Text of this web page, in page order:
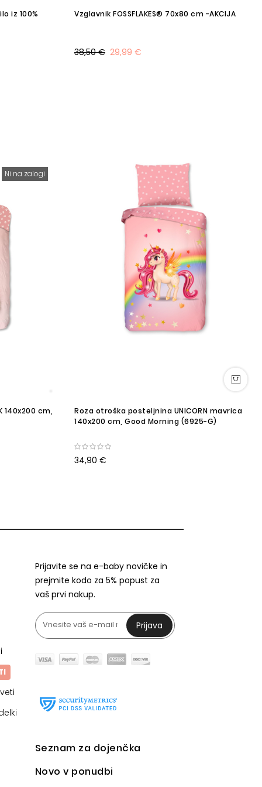
iz 100% Vzglavnik FOSSFLAKES® 70x80 cm -AKCIJA
29,99 €
38,50 €
Ni na zalogi
140x200 cm,
Roza otroška posteljnina UNICORN mavrica
140x200 cm, Good Morning (6925-G)
34,90 €
Prijavite se na e-baby novičke in
prejmite kodo za 5% popust za
vaš prvi nakup.
Prijava
Seznam za dojenčka
Novo v ponudbi